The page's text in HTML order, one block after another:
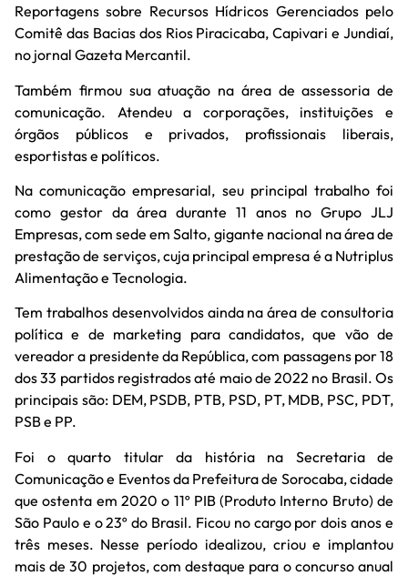
Reportagens sobre Recursos Hídricos Gerenciados pelo
Comitê das Bacias dos Rios Piracicaba, Capivari e Jundiaí,
no jornal Gazeta Mercantil.
Também firmou sua atuação na área de assessoria de
comunicação. Atendeu a corporações, instituições e
órgãos públicos e privados, profissionais liberais,
esportistas e políticos.
Na comunicação empresarial, seu principal trabalho foi
como gestor da área durante 11 anos no Grupo JLJ
Empresas, com sede em Salto, gigante nacional na área de
prestação de serviços, cuja principal empresa é a Nutriplus
Alimentação e Tecnologia.
Tem trabalhos desenvolvidos ainda na área de consultoria
política e de marketing para candidatos, que vão de
vereador a presidente da República, com passagens por 18
dos 33 partidos registrados até maio de 2022 no Brasil. Os
principais são: DEM, PSDB, PTB, PSD, PT, MDB, PSC, PDT,
PSB e PP.
Foi o quarto titular da história na Secretaria de
Comunicação e Eventos da Prefeitura de Sorocaba, cidade
que ostenta em 2020 o 11º PIB (Produto Interno Bruto) de
São Paulo e o 23º do Brasil. Ficou no cargo por dois anos e
três meses. Nesse período idealizou, criou e implantou
mais de 30 projetos, com destaque para o concurso anual